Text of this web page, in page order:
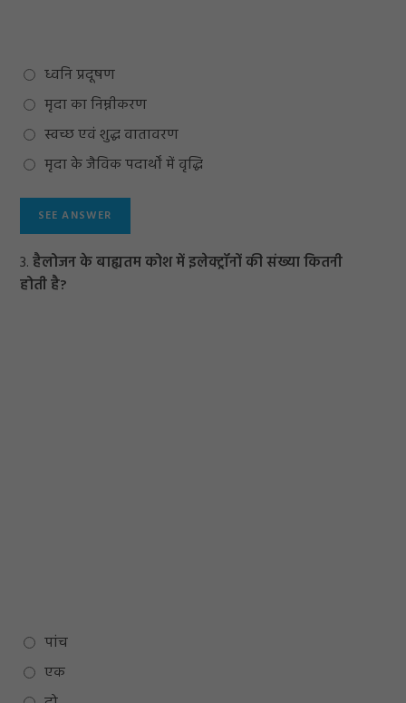
ध्वनि प्रदूषण
मृदा का निम्नीकरण
स्वच्छ एवं शुद्ध वातावरण
मृदा के जैविक पदार्थों में वृद्धि
3.हैलोजन के बाह्यतम कोश में इलेक्ट्रॉनों की संख्या कितनी
होती है?
पांच
एक